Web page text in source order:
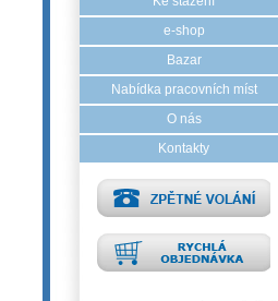
e-shop
Bazar
Nabídka pracovních míst
O nás
Kontakty